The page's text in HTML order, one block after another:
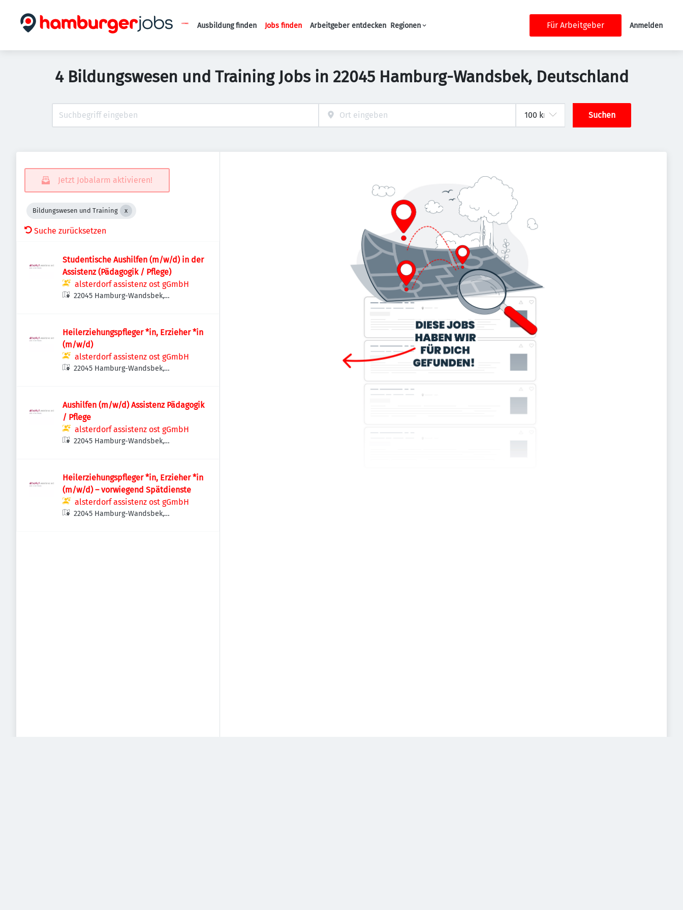
Haupt-Navigation
Ausbildung finden Jobs finden Arbeitgeber entdecken Regionen Für Arbeitgeber Anmelden
4 Bildungswesen und Training Jobs in 22045 Hamburg-Wandsbek, Deutschland
Suchen
Jetzt Jobalarm aktivieren!
Bildungswesen und Training
Suche zurücksetzen
Studentische Aushilfen (m/w/d) in der
Assistenz (Pädagogik / Pflege)
alsterdorf assistenz ost gGmbH
22045 Hamburg-Wandsbek,
Heilerziehungspfleger *in, Erzieher *in
(m/w/d)
alsterdorf assistenz ost gGmbH
22045 Hamburg-Wandsbek,
Aushilfen (m/w/d) Assistenz Pädagogik
/ Pflege
alsterdorf assistenz ost gGmbH
22045 Hamburg-Wandsbek,
Heilerziehungspfleger *in, Erzieher *in
(m/w/d) – vorwiegend Spätdienste
alsterdorf assistenz ost gGmbH
22045 Hamburg-Wandsbek,